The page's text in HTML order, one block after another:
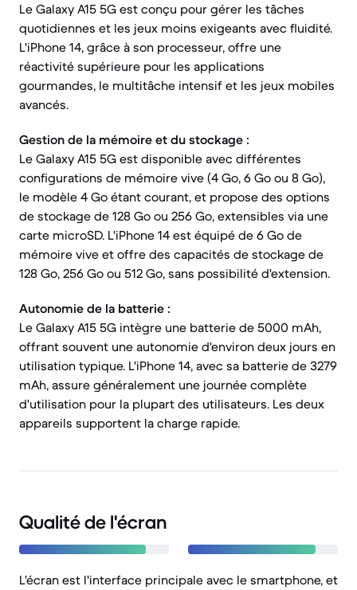
Le Galaxy A15 5G est conçu pour gérer les tâches
quotidiennes et les jeux moins exigeants avec fluidité.
L'iPhone 14, grâce à son processeur, offre une
réactivité supérieure pour les applications
gourmandes, le multitâche intensif et les jeux mobiles
avancés.
Gestion de la mémoire et du stockage :
Le Galaxy A15 5G est disponible avec différentes
configurations de mémoire vive (4 Go, 6 Go ou 8 Go),
le modèle 4 Go étant courant, et propose des options
de stockage de 128 Go ou 256 Go, extensibles via une
carte microSD. L'iPhone 14 est équipé de 6 Go de
mémoire vive et offre des capacités de stockage de
128 Go, 256 Go ou 512 Go, sans possibilité d'extension.
Autonomie de la batterie :
Le Galaxy A15 5G intègre une batterie de 5000 mAh,
offrant souvent une autonomie d'environ deux jours en
utilisation typique. L'iPhone 14, avec sa batterie de 3279
mAh, assure généralement une journée complète
d'utilisation pour la plupart des utilisateurs. Les deux
appareils supportent la charge rapide.
Qualité de l'écran
L'écran est l'interface principale avec le smartphone, et